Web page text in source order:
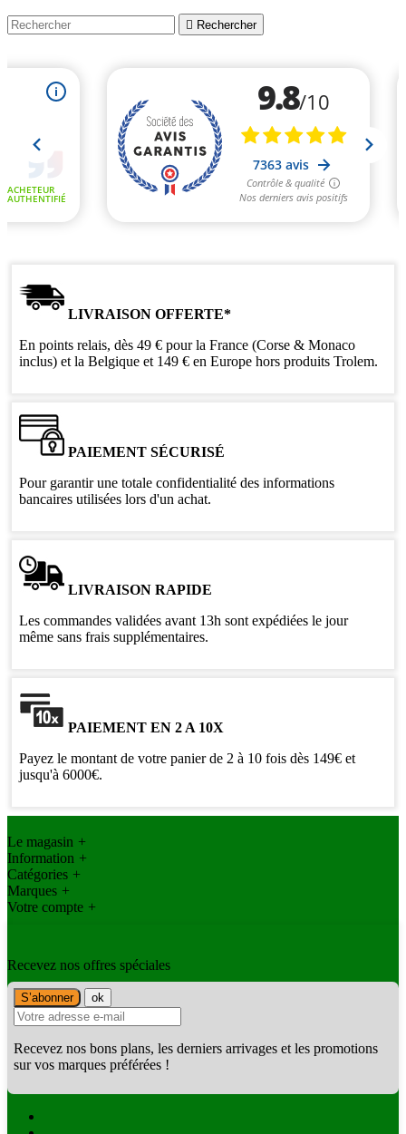
 Rechercher
LIVRAISON OFFERTE*
En points relais, dès 49 € pour la France (Corse & Monaco
inclus) et la Belgique et 149 € en Europe hors produits Trolem.
PAIEMENT SÉCURISÉ
Pour garantir une totale confidentialité des informations
bancaires utilisées lors d'un achat.
LIVRAISON RAPIDE
Les commandes validées avant 13h sont expédiées le jour
même sans frais supplémentaires.
PAIEMENT EN 2 A 10X
Payez le montant de votre panier de 2 à 10 fois dès 149€ et
jusqu'à 6000€.
Le magasin +
Information +
Catégories +
Marques +
Votre compte +
Recevez nos offres spéciales
Recevez nos bons plans, les derniers arrivages et les promotions
sur vos marques préférées !